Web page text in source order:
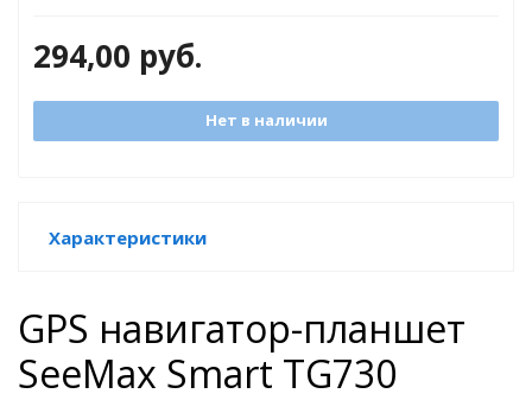
294,00 руб.
Нет в наличии
Характеристики
GPS навигатор-планшет
SeeMax Smart TG730